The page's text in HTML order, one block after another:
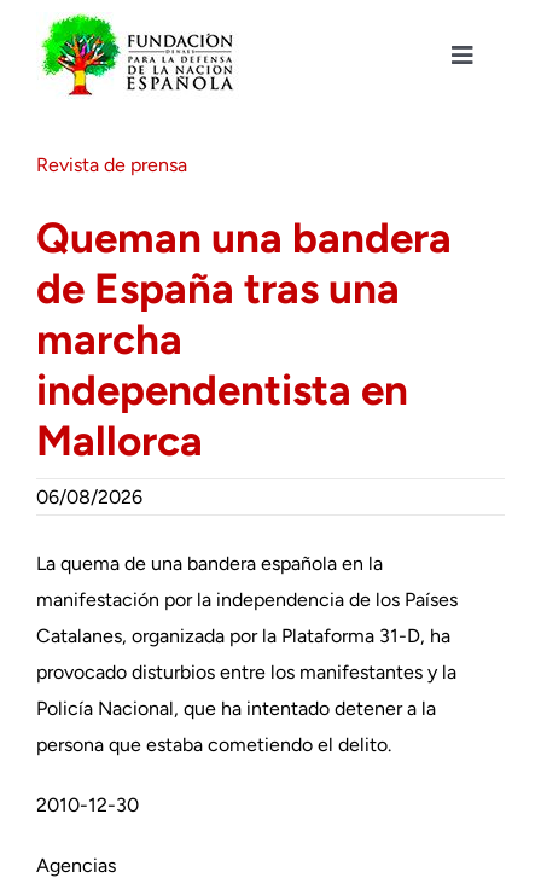
contenido
Toggle
Actualidad
Actividades
Colabora
Revista de prensa
Queman una bandera
de España tras una
marcha
independentista en
Mallorca
06/08/2026
La quema de una bandera española en la
manifestación por la independencia de los Países
Catalanes, organizada por la Plataforma 31-D, ha
provocado disturbios entre los manifestantes y la
Policía Nacional, que ha intentado detener a la
persona que estaba cometiendo el delito.
2010-12-30
Agencias